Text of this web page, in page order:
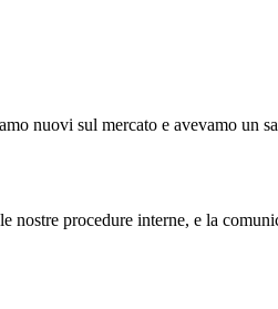
nuovi sul mercato e avevamo un
nostre procedure interne, e la